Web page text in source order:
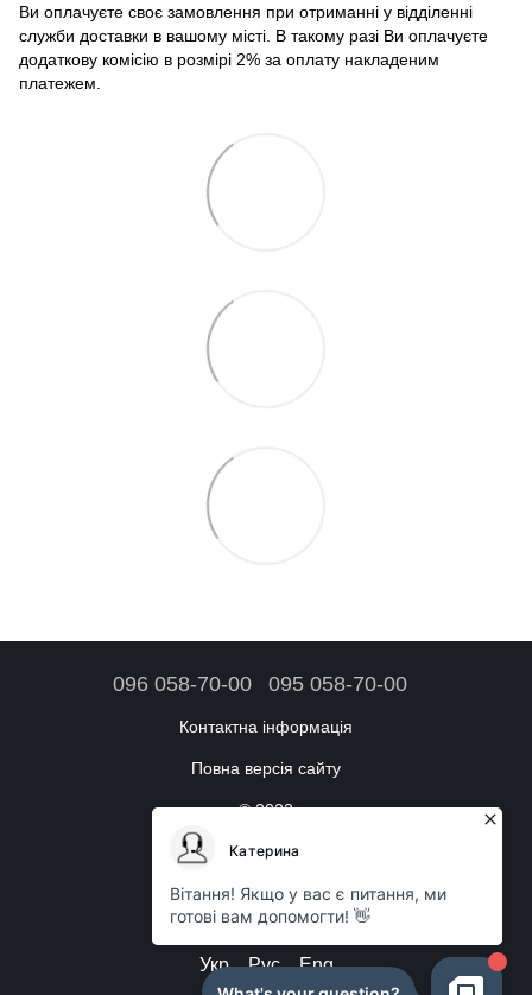
Ви оплачуєте своє замовлення при отриманні у відділенні
служби доставки в вашому місті. В такому разі Ви оплачуєте
додаткову комісію в розмірі 2% за оплату накладеним
платежем.
096 058-70-00 095 058-70-00
Контактна інформація
Повна версія сайту
© 2023
Інтернет-магазин аксесуарів
Режим роботи:
Щоденно: з 09:00 до 18:00
Укр Рус Eng